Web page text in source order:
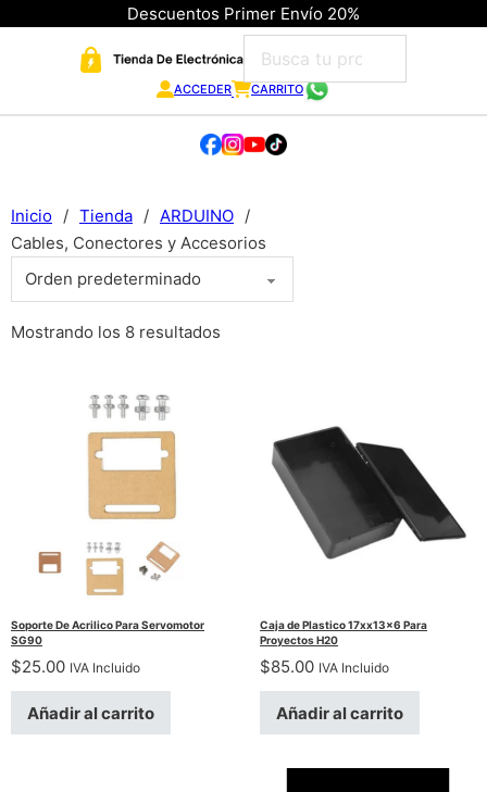
Descuentos Primer Envío 20%
ACCEDER CARRITO
Inicio / Tienda / ARDUINO /
Cables, Conectores y Accesorios
Mostrando los 8 resultados
Soporte De Acrilico Para Servomotor
SG90
$25.00 IVA Incluido
Añadir al carrito
Caja de Plastico 17xx13x6 Para
Proyectos H20
$85.00 IVA Incluido
Añadir al carrito